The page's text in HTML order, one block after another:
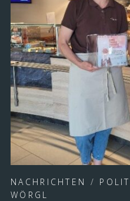
NACHRICHTEN /
WÖRGL